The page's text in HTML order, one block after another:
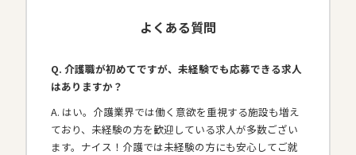
よくある質問
Q. 介護職が初めてですが、未経験でも応募できる求人
はありますか？
A. はい。介護業界では働く意欲を重視する施設も増え
ており、未経験の方を歓迎している求人が多数ござい
ます。ナイス！介護では未経験の方にも安心してご就